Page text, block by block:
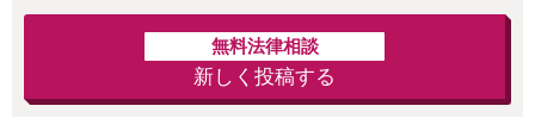
無料法律相談
新しく投稿する